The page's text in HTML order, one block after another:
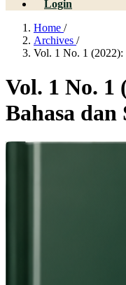
Login
Home /
Archives /
Vol. 1 No. 1 (2022):
Vol. 1 No. 1
Bahasa dan